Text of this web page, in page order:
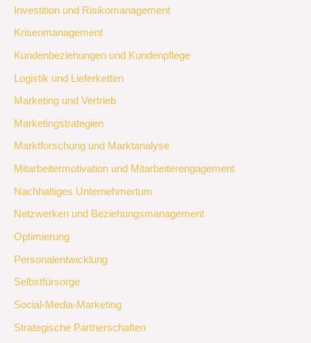
Investition und Risikomanagement
Krisenmanagement
Kundenbeziehungen und Kundenpflege
Logistik und Lieferketten
Marketing und Vertrieb
Marketingstrategien
Marktforschung und Marktanalyse
Mitarbeitermotivation und Mitarbeiterengagement
Nachhaltiges Unternehmertum
Netzwerken und Beziehungsmanagement
Optimierung
Personalentwicklung
Selbstfürsorge
Social-Media-Marketing
Strategische Partnerschaften